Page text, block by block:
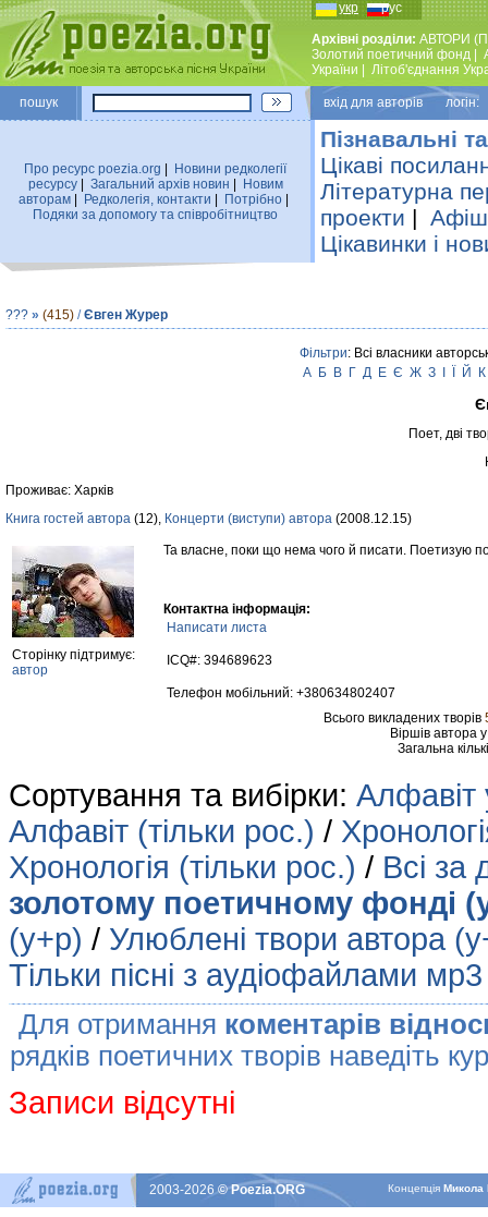
укр рус
Архівні розділи: АВТОРИ
Золотий поетичний фонд
України
Лiтоб'єднання
пошук вхiд для авторiв логін:
Про ресурс poezia.org
Новини редколегiї
ресурсу| Загальний архiв новин
Новим
авторам
Редколегiя, контакти Потрiбно
Подяки за допомогу та співробітництво
Пізнавальні
Цікаві
Літературна
проекти |
Цікавинки і
??? » (415) /Євген Журер
Фільтри: Всі власники
А Б В Г Д Е Є Ж З Й К
Поет, дві
Проживає: Харків
Книга гостей автора (12), Концерти (виступи) автора (2008.12.15)
Сторінку підтримує:
автор
Та власне, поки що нема чого й писати. Поетизую
Контактна інформація:
Написати листа
ICQ#: 394689623
Телефон мобільний: +380634802407
Всього викладених творів
Віршів автора
Загальна
Сортування та вибірки: Алфавіт
Алфавіт (тільки рос.) /
Хронологія (тільки рос.) / Всі за
золотому поетичному фонді
(у+р) / Улюблені твори автора
Тільки пісні з аудіофайлами
Для отримання коментарів
рядків поетичних творів наведіть
Записи відсутні
КонцепцiяМикола
2003-2026© Poezia.ORG